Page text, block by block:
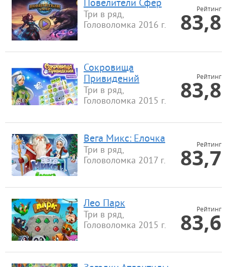
Повелители Сфер
Три в ряд,
Головоломка 2016 г.
Рейтинг
83,8
Сокровища
Привидений
Три в ряд,
Головоломка 2015 г.
Рейтинг
83,8
Вега Микс: Елочка
Три в ряд,
Головоломка 2017 г.
Рейтинг
83,7
Лео Парк
Три в ряд,
Головоломка 2015 г.
Рейтинг
83,6